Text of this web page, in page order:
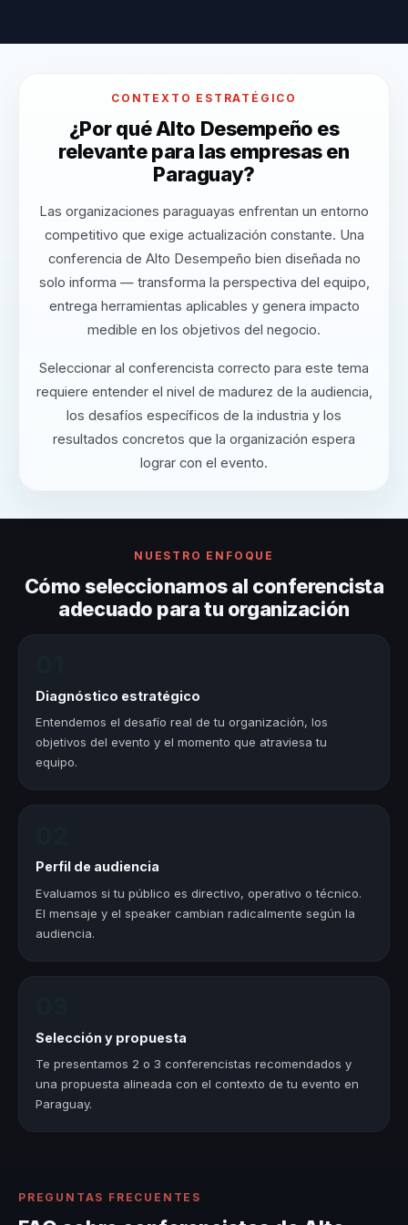
CONTEXTO ESTRATÉGICO
¿Por qué Alto Desempeño es
relevante para las empresas en
Paraguay?
Las organizaciones paraguayas enfrentan un entorno
competitivo que exige actualización constante. Una
conferencia de Alto Desempeño bien diseñada no
solo informa — transforma la perspectiva del equipo,
entrega herramientas aplicables y genera impacto
medible en los objetivos del negocio.
Seleccionar al conferencista correcto para este tema
requiere entender el nivel de madurez de la audiencia,
los desafíos específicos de la industria y los
resultados concretos que la organización espera
lograr con el evento.
NUESTRO ENFOQUE
Cómo seleccionamos al conferencista
adecuado para tu organización
Diagnóstico estratégico
Entendemos el desafío real de tu organización, los
objetivos del evento y el momento que atraviesa tu
equipo.
Perfil de audiencia
Evaluamos si tu público es directivo, operativo o técnico.
El mensaje y el speaker cambian radicalmente según la
audiencia.
Selección y propuesta
Te presentamos 2 o 3 conferencistas recomendados y
una propuesta alineada con el contexto de tu evento en
Paraguay.
PREGUNTAS FRECUENTES